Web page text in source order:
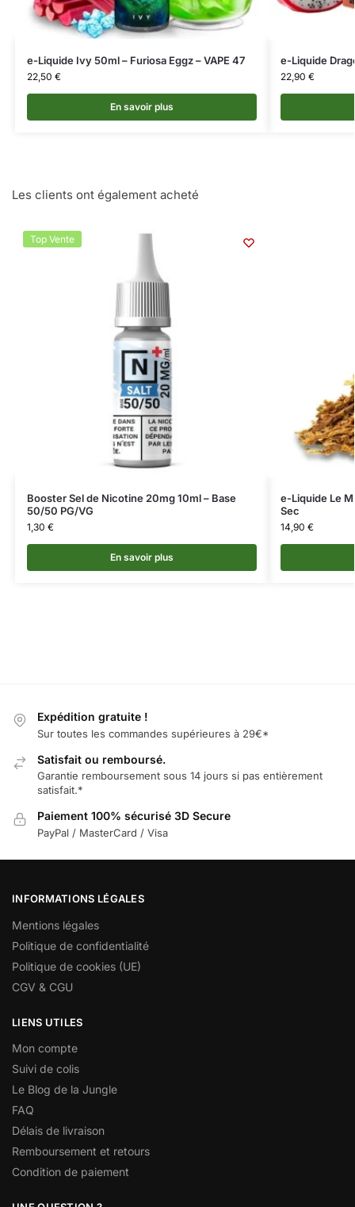
e-Liquide Ivy 50ml – Furiosa Eggz – VAPE 47
22,50 €
En savoir plus
e-Liquide
22,90 €
Les clients ont également acheté
Top Vente
Booster Sel de Nicotine 20mg 10ml – Base
50/50 PG/VG
1,30 €
En savoir plus
e-Liquide Le
Sec
14,90 €
Expédition gratuite !
Sur toutes les commandes supérieures à 29€*
Satisfait ou remboursé.
Garantie remboursement sous 14 jours si pas entièrement
satisfait.*
Paiement 100% sécurisé 3D Secure
PayPal / MasterCard / Visa
INFORMATIONS LÉGALES
Mentions légales
Politique de confidentialité
Politique de cookies (UE)
CGV & CGU
LIENS UTILES
Mon compte
Suivi de colis
Le Blog de la Jungle
FAQ
Délais de livraison
Remboursement et retours
Condition de paiement